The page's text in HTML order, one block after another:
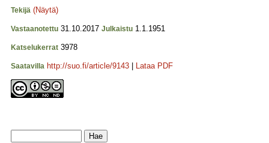
Tekijä (Näytä)
Vastaanotettu 31.10.2017 Julkaistu 1.1.1951
Katselukerrat 3978
Saatavilla http://suo.fi/article/9143 Lataa PDF